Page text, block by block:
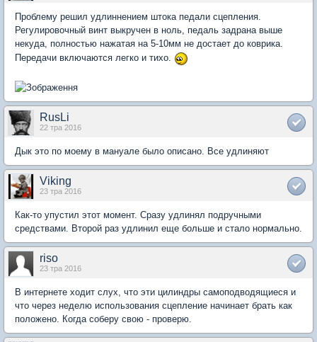
Проблему решил удлиннением штока педали сцепления.
Регулировочный винт выкручен в ноль, педаль задрана выше
некуда, полностью нажатая на 5-10мм не достает до коврика.
Передачи включаются легко и тихо.
RusLi
22 тра 2016
Дык это по моему в мануале было описано. Все удлиняют
Viking
23 тра 2016
Как-то упустил этот момент. Сразу удлинял подручными
средствами. Второй раз удлинил еще больше и стало нормально.
riso
23 тра 2016
В интернете ходит слух, что эти цилиндры самоподводящиеся и
что через неделю использования сцепление начинает брать как
положено. Когда соберу свою - проверю.